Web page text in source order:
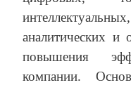
аналитических и
повышения
компании.